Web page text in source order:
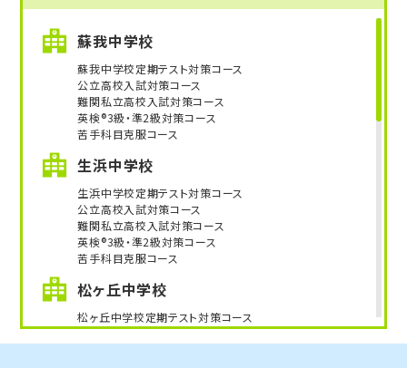
蘇我中学校
蘇我中学校定期テスト対策コース
公立高校入試対策コース
難関私立高校入試対策コース
英検®3級・準2級対策コース
苦手科目克服コース
生浜中学校
生浜中学校定期テスト対策コース
公立高校入試対策コース
難関私立高校入試対策コース
英検®3級・準2級対策コース
苦手科目克服コース
松ヶ丘中学校
松ヶ丘中学校定期テスト対策コース
公立高校入試対策コース